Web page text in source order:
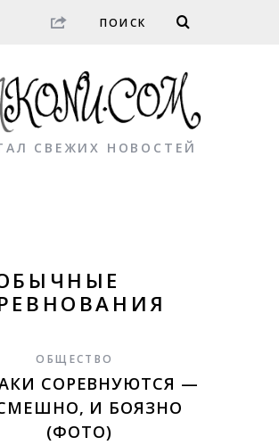
СВЕЖИХ НОВОСТЕЙ
ОБЩЕСТВО
СОРЕВНУЮТСЯ —
И БОЯЗНО
(ФОТО)